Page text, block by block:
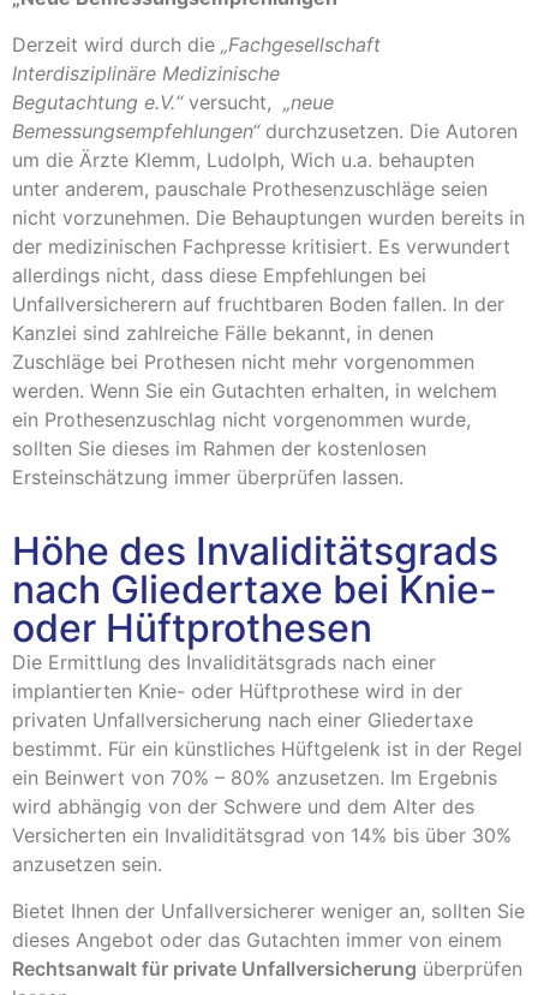
Derzeit wird durch die „Fachgesellschaft
Interdisziplinäre Medizinische
Begutachtung e.V.“versucht, „neue
Bemessungsempfehlungen“durchzusetzen. Die Autoren
um die Ärzte Klemm, Ludolph, Wich u.a. behaupten
unter anderem, pauschale Prothesenzuschläge seien
nicht vorzunehmen. Die Behauptungen wurden bereits in
der medizinischen Fachpresse kritisiert. Es verwundert
allerdings nicht, dass diese Empfehlungen bei
Unfallversicherern auf fruchtbaren Boden fallen. In der
Kanzlei sind zahlreiche Fälle bekannt, in denen
Zuschläge bei Prothesen nicht mehr vorgenommen
werden. Wenn Sie ein Gutachten erhalten, in welchem
ein Prothesenzuschlag nicht vorgenommen wurde,
sollten Sie dieses im Rahmen der kostenlosen
Ersteinschätzung immer überprüfen lassen.
Höhe des Invaliditätsgrads
nach Gliedertaxe bei Knie-
oder Hüftprothesen
Die Ermittlung des Invaliditätsgrads nach einer
implantierten Knie- oder Hüftprothese wird in der
privaten Unfallversicherung nach einer Gliedertaxe
bestimmt. Für ein künstliches Hüftgelenk ist in der Regel
ein Beinwert von 70% – 80% anzusetzen. Im Ergebnis
wird abhängig von der Schwere und dem Alter des
Versicherten ein Invaliditätsgrad von 14% bis über 30%
anzusetzen sein.
Bietet Ihnen der Unfallversicherer weniger an, sollten Sie
dieses Angebot oder das Gutachten immer von einem
Rechtsanwalt für private Unfallversicherung überprüfen